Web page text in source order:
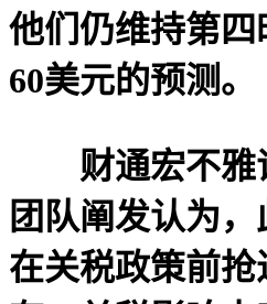
他们仍维持第
60美元的预测。
财通宏不雅
团队阐发认为
在关税政策前